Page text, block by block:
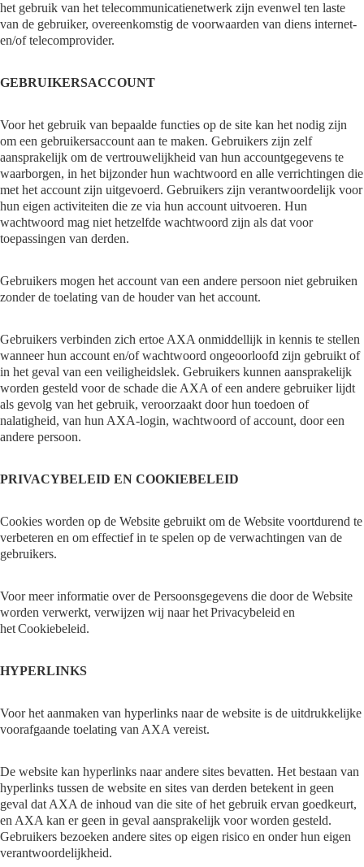
het gebruik van het telecommunicatienetwerk zijn evenwel ten laste
van de gebruiker, overeenkomstig de voorwaarden van diens internet-
en/of telecomprovider.
GEBRUIKERSACCOUNT
Voor het gebruik van bepaalde functies op de site kan het nodig zijn
om een gebruikersaccount aan te maken. Gebruikers zijn zelf
aansprakelijk om de vertrouwelijkheid van hun accountgegevens te
waarborgen, in het bijzonder hun wachtwoord en alle verrichtingen die
met het account zijn uitgevoerd. Gebruikers zijn verantwoordelijk voor
hun eigen activiteiten die ze via hun account uitvoeren. Hun
wachtwoord mag niet hetzelfde wachtwoord zijn als dat voor
toepassingen van derden.
Gebruikers mogen het account van een andere persoon niet gebruiken
zonder de toelating van de houder van het account.
Gebruikers verbinden zich ertoe AXA onmiddellijk in kennis te stellen
wanneer hun account en/of wachtwoord ongeoorloofd zijn gebruikt of
in het geval van een veiligheidslek. Gebruikers kunnen aansprakelijk
worden gesteld voor de schade die AXA of een andere gebruiker lijdt
als gevolg van het gebruik, veroorzaakt door hun toedoen of
nalatigheid, van hun AXA-login, wachtwoord of account, door een
andere persoon.
PRIVACYBELEID EN COOKIEBELEID
Cookies worden op de Website gebruikt om de Website voortdurend te
verbeteren en om effectief in te spelen op de verwachtingen van de
gebruikers.
Voor meer informatie over de Persoonsgegevens die door de Website
worden verwerkt, verwijzen wij naar het Privacybeleid en
het Cookiebeleid.
HYPERLINKS
Voor het aanmaken van hyperlinks naar de website is de uitdrukkelijke
voorafgaande toelating van AXA vereist.
De website kan hyperlinks naar andere sites bevatten. Het bestaan van
hyperlinks tussen de website en sites van derden betekent in geen
geval dat AXA de inhoud van die site of het gebruik ervan goedkeurt,
en AXA kan er geen in geval aansprakelijk voor worden gesteld.
Gebruikers bezoeken andere sites op eigen risico en onder hun eigen
verantwoordelijkheid.